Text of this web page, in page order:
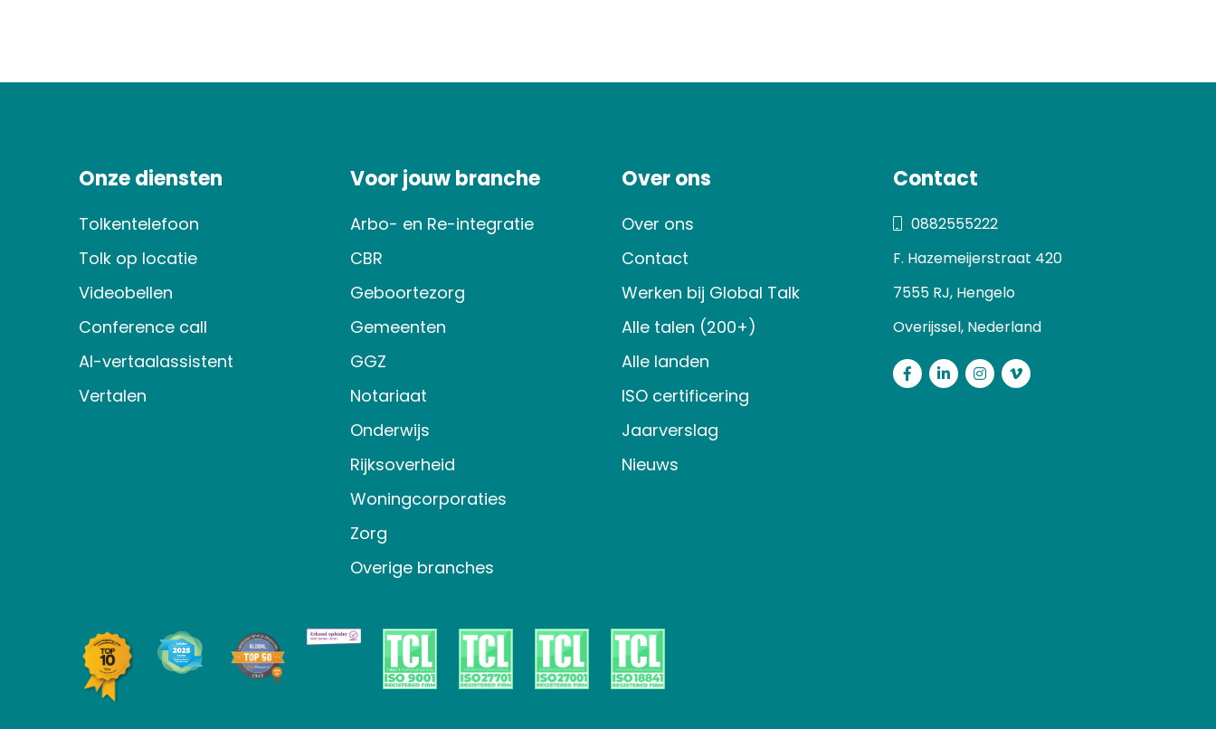
Onze diensten
Tolkentelefoon
Tolk op locatie
Videobellen
Conference call
AI-vertaalassistent
Vertalen
Voor jouw branche
Arbo- en Re-integratie
CBR
Geboortezorg
Gemeenten
GGZ
Notariaat
Onderwijs
Rijksoverheid
Woningcorporaties
Zorg
Overige branches
Over ons
Over ons
Contact
Werken bij Global Talk
Alle talen (200+)
Alle landen
ISO certificering
Jaarverslag
Nieuws
Contact
0882555222
F. Hazemeijerstraat 420
7555 RJ, Hengelo
Overijssel, Nederland
Facebook
LinkedInInstagram
Vimeo